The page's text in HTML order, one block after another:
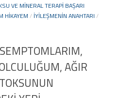
VE MINERAL TERAPI BAŞARI
HIKAYEM / İYILEŞMENIN ANAHTARI /
AĞIR